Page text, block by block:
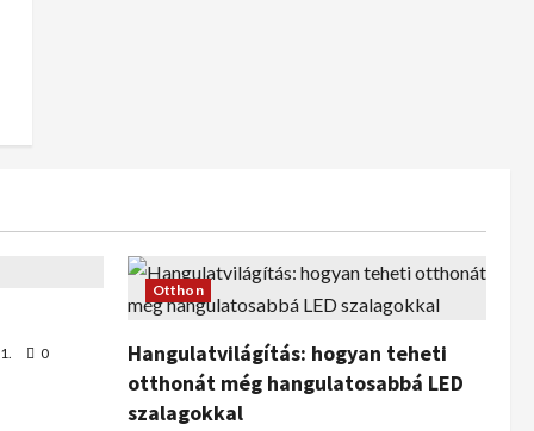
0
Otthon
Hangulatvilágítás: hogyan teheti
otthonát még hangulatosabbá LED
szalagokkal